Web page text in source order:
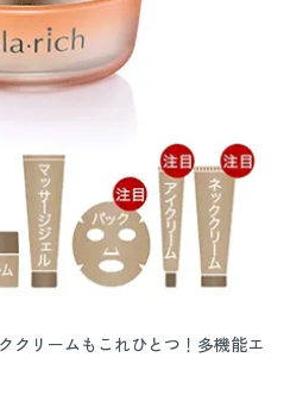
クリームもこれひとつ！多機能エ